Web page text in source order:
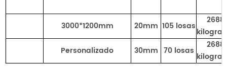
3000*1200mm 20mm 105 losas
Personalizado
30mm 70 losas